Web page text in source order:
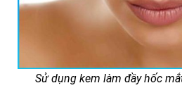
Sử dụng kem làm đầy hốc